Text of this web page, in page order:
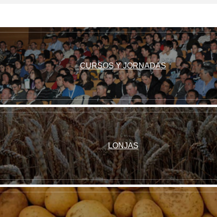
CURSOS Y JORNADAS
LONJAS